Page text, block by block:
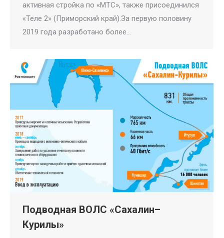
активная стройка по «МТС», также присоединился
«Теле 2» (Приморский край).За первую половину
2019 года разработано более…
Подводная ВОЛС «Сахалин–
Курилы»